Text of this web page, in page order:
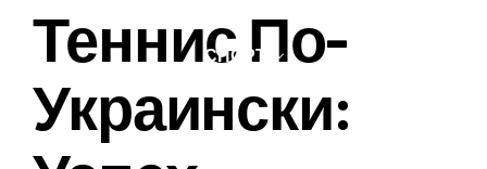
СПОРТ
Теннис По-
Украински: